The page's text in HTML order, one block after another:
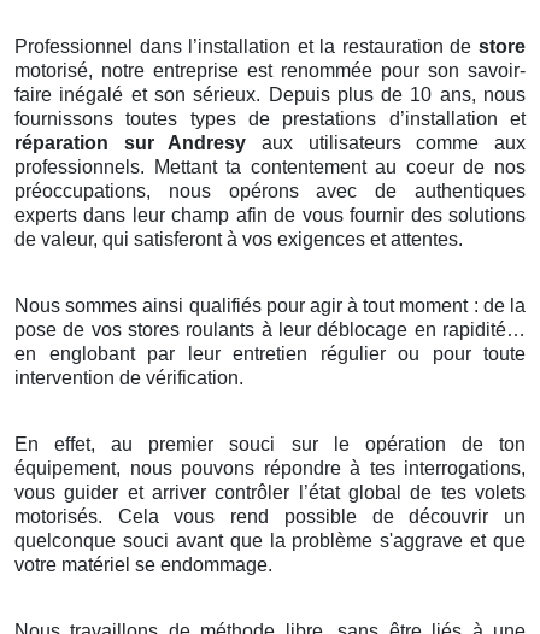
Professionnel dans l’installation et la restauration de store
motorisé, notre entreprise est renommée pour son savoir-
faire inégalé et son sérieux. Depuis plus de 10 ans, nous
fournissons toutes types de prestations d’installation et
réparation sur Andresy aux utilisateurs comme aux
professionnels. Mettant ta contentement au coeur de nos
préoccupations, nous opérons avec de authentiques
experts dans leur champ afin de vous fournir des solutions
de valeur, qui satisferont à vos exigences et attentes.
Nous sommes ainsi qualifiés pour agir à tout moment : de la
pose de vos stores roulants à leur déblocage en rapidité…
en englobant par leur entretien régulier ou pour toute
intervention de vérification.
En effet, au premier souci sur le opération de ton
équipement, nous pouvons répondre à tes interrogations,
vous guider et arriver contrôler l’état global de tes volets
motorisés. Cela vous rend possible de découvrir un
quelconque souci avant que la problème s'aggrave et que
votre matériel se endommage.